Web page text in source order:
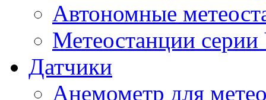
Автономные
Метеостанции серии
Датчики
Анемометр для